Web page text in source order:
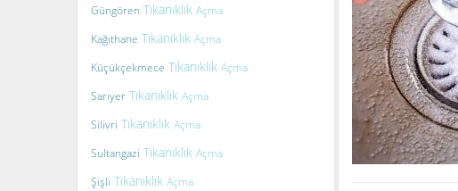
Güngören Tıkanıklık Açma
Kağıthane Tıkanıklık Açma
Küçükçekmece Tıkanıklık Açma
Sarıyer Tıkanıklık Açma
Silivri Tıkanıklık Açma
Sultangazi Tıkanıklık Açma
Şişli Tıkanıklık Açma